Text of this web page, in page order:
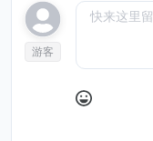
游客